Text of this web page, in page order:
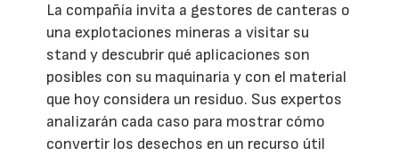
La compañía invita a gestores de canteras o
una explotaciones mineras a visitar su
stand y descubrir qué aplicaciones son
posibles con su maquinaria y con el material
que hoy considera un residuo. Sus expertos
analizarán cada caso para mostrar cómo
convertir los desechos en un recurso útil